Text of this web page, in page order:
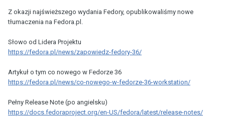
Z okazji najświeższego wydania Fedory, opublikowaliśmy nowe
tłumaczenia na Fedora.pl.
Słowo od Lidera Projektu
https://fedora.pl/news/zapowiedz-fedory-36/
Artykuł o tym co nowego w Fedorze 36
https://fedora.pl/news/co-nowego-w-fedorze-36-workstation/
Pełny Release Note (po angielsku)
https://docs.fedoraproject.org/en-US/fedora/latest/release-notes/